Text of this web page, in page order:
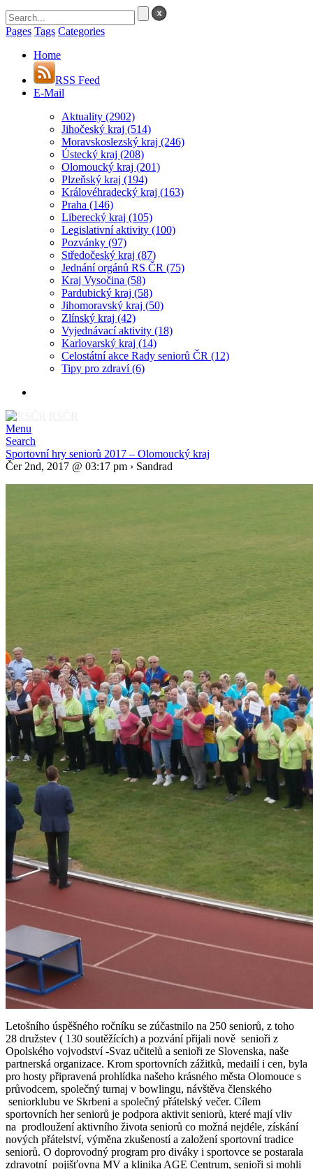
Pages Tags Categories
Home
RSS Feed
E-Mail
Aktuality (2902)
Jihočeský kraj (514)
Moravskoslezský kraj (246)
Ústecký kraj (208)
Olomoucký kraj (201)
Plzeňský kraj (194)
Královéhradecký kraj (163)
Praha (146)
Liberecký kraj (105)
Legislativní aktivity (100)
Pozvánky (97)
Středočeský kraj (87)
Jednání orgánů RS ČR (75)
Kraj Vysočina (58)
Pardubický kraj (58)
Jihomoravský kraj (50)
Zlínský kraj (42)
Vyjednávací aktivity (18)
Karlovarský kraj (14)
Celostátní akce Rady seniorů ČR (12)
Tipy pro zdraví(6)
Menu
Search
Sportovní hry seniorů 2017 – Olomoucký kraj
Čer 2nd, 2017 @ 03:17 pm › Sandrad
Letošního úspěšného ročníku se zúčastnilo na 250 seniorů, z toho
28 družstev ( 130 soutěžících) a pozvání přijali nově senioři z
Opolského vojvodství -Svaz učitelů a senioři ze Slovenska, naše
partnerská organizace. Krom sportovních zážitků, medailí i cen, byla
pro hosty připravená prohlídka našeho krásného města Olomouce s
průvodcem, společný turnaj v bowlingu, návštěva členského
seniorklubu ve Skrbeni a společný přátelský večer. Cílem
sportovních her seniorů je podpora aktivit seniorů, které mají vliv
na prodloužení aktivního života seniorů co možná nejdéle, získání
nových přátelství, výměna zkušeností a založení sportovní tradice
seniorů. O doprovodný program pro diváky i sportovce se postarala
zdravotní pojišťovna MV a klinika AGE Centrum, senioři si mohli